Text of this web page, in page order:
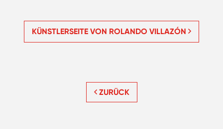
KÜNSTLERSEITE VON ROLANDO VILLAZÓN
ZURÜCK